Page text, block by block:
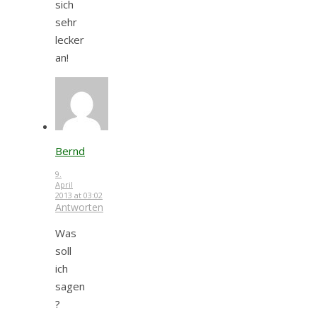
sich
sehr
lecker
an!
Bernd
9.
April
2013 at 03:02
Antworten
Was
soll
ich
sagen
?